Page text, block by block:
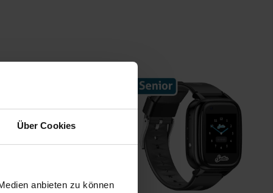
Über Cookies
anbieten zu können